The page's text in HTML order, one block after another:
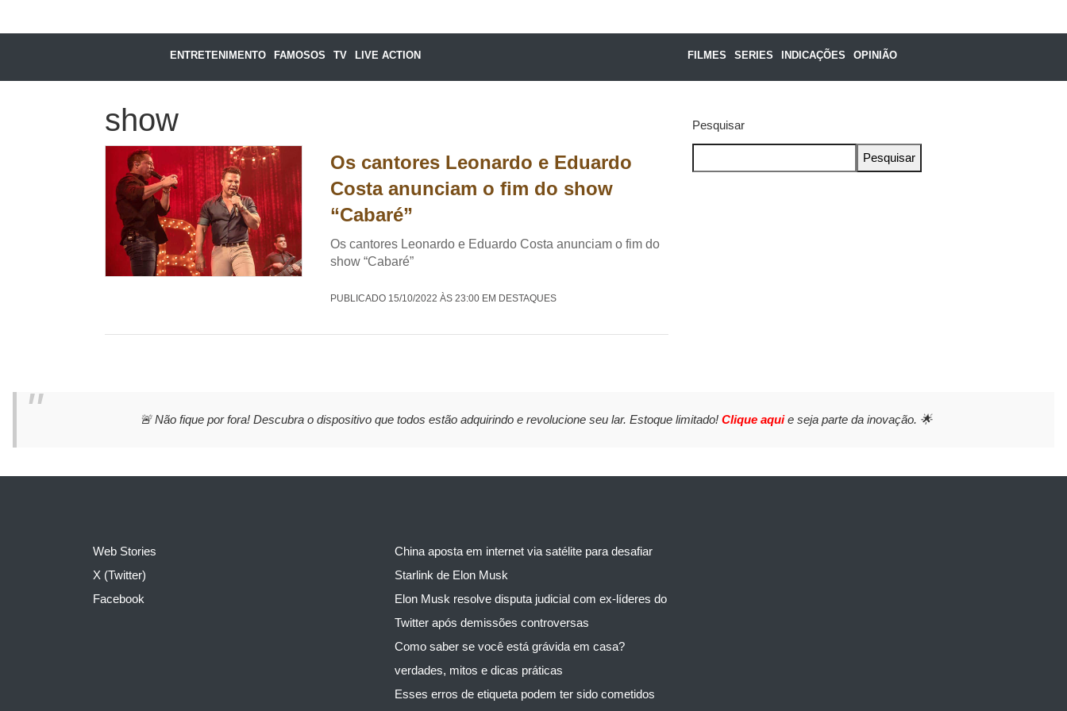
ENTRETENIMENTO FAMOSOS TV LIVE ACTION FILMES SERIES INDICAÇÕES OPINIÃO
show
Os cantores Leonardo e Eduardo
Costa anunciam o fim do show
“Cabaré”
Os cantores Leonardo e Eduardo Costa anunciam o fim do
show “Cabaré”
PUBLICADO 15/10/2022 ÀS 23:00 EM DESTAQUES
Pesquisar
Pesquisar
🚨 Não fique por fora! Descubra o dispositivo que todos estão adquirindo e revolucione seu lar. Estoque limitado! Clique aquie seja parte da inovação. 🌟
Web Stories
X (Twitter)
Facebook
China aposta em internet via satélite para desafiar
Starlink de Elon Musk
Elon Musk resolve disputa judicial com ex-líderes do
Twitter após demissões controversas
Como saber se você está grávida em casa?
verdades, mitos e dicas práticas
Esses erros de etiqueta podem ter sido cometidos